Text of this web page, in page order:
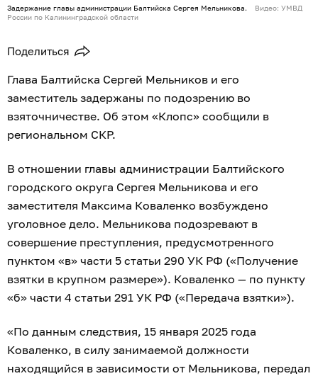
Задержание главы администрации Балтийска Сергея Мельникова.
Видео: УМВД
России по Калининградской области
Поделиться
Глава Балтийска Сергей Мельников и его
заместитель задержаны по подозрению во
взяточничестве. Об этом «Клопс» сообщили в
региональном СКР.
В отношении главы администрации Балтийского
городского округа Сергея Мельникова и его
заместителя Максима Коваленко возбуждено
уголовное дело. Мельникова подозревают в
совершение преступления, предусмотренного
пунктом «в» части 5 статьи 290 УК РФ («Получение
взятки в крупном размере»). Коваленко — по пункту
«б» части 4 статьи 291 УК РФ («Передача взятки»).
«По данным следствия, 15 января 2025 года
Коваленко, в силу занимаемой должности
находящийся в зависимости от Мельникова, передал